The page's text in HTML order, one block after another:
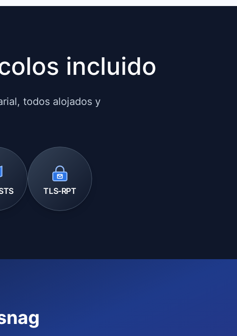
incluido
todos alojados y
TLS-RPT